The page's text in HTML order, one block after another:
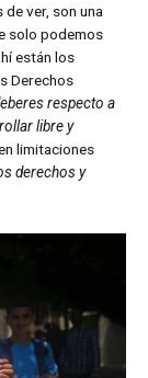
ver, son una
solo podemos
están los
Derechos
respecto a
libre y
limitaciones
derechos y